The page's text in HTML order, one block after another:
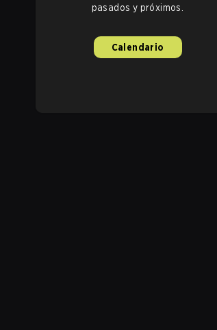
pasados y próximos.
Calendario